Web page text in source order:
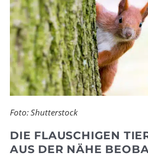
Foto: Shutterstock
DIE FLAUSCHIGEN
AUS DER NÄHE